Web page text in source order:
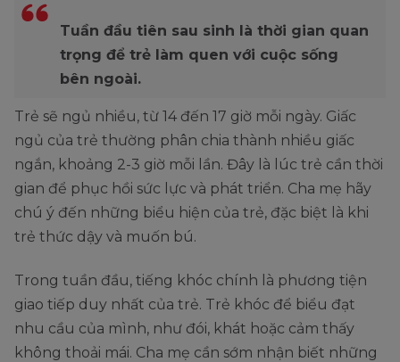
Tuần đầu tiên sau sinh là thời gian quan
trọng để trẻ làm quen với cuộc sống
bên ngoài.
Trẻ sẽ ngủ nhiều, từ 14 đến 17 giờ mỗi ngày. Giấc
ngủ của trẻ thường phân chia thành nhiều giấc
ngắn, khoảng 2-3 giờ mỗi lần. Đây là lúc trẻ cần thời
gian để phục hồi sức lực và phát triển. Cha mẹ hãy
chú ý đến những biểu hiện của trẻ, đặc biệt là khi
trẻ thức dậy và muốn bú.
Trong tuần đầu, tiếng khóc chính là phương tiện
giao tiếp duy nhất của trẻ. Trẻ khóc để biểu đạt
nhu cầu của mình, như đói, khát hoặc cảm thấy
không thoải mái. Cha mẹ cần sớm nhận biết những